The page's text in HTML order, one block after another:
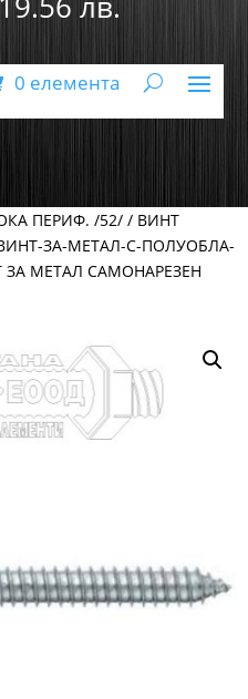
0 елемента
ПЕРИФ. /52/ / ВИНТ
ЗА-МЕТАЛ-С-ПОЛУОБЛА-
ЗА МЕТАЛ САМОНАРЕЗЕН